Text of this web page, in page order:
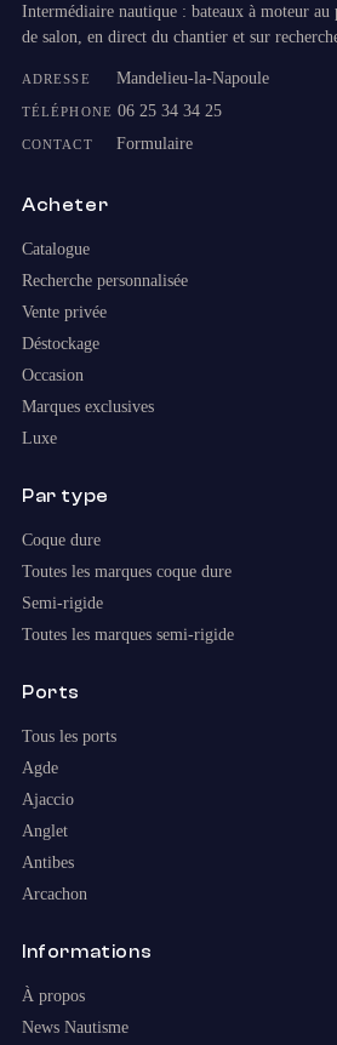
Intermédiaire nautique : bateaux à moteur au
de salon, en direct du chantier et sur
ADRESSE Mandelieu-la-Napoule
TÉLÉPHONE 06 25 34 34 25
CONTACT Formulaire
Acheter
Catalogue
Recherche personnalisée
Vente privée
Déstockage
Occasion
Marques exclusives
Luxe
Par type
Coque dure
Toutes les marques coque dure
Semi-rigide
Toutes les marques semi-rigide
Ports
Tous les ports
Agde
Ajaccio
Anglet
Antibes
Arcachon
Informations
À propos
News Nautisme